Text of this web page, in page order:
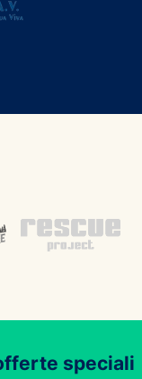
speciali